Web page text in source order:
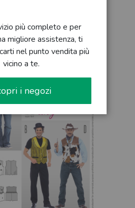
più completo e per
migliore assistenza, ti
nel punto vendita più
vicino a te.
i negozi